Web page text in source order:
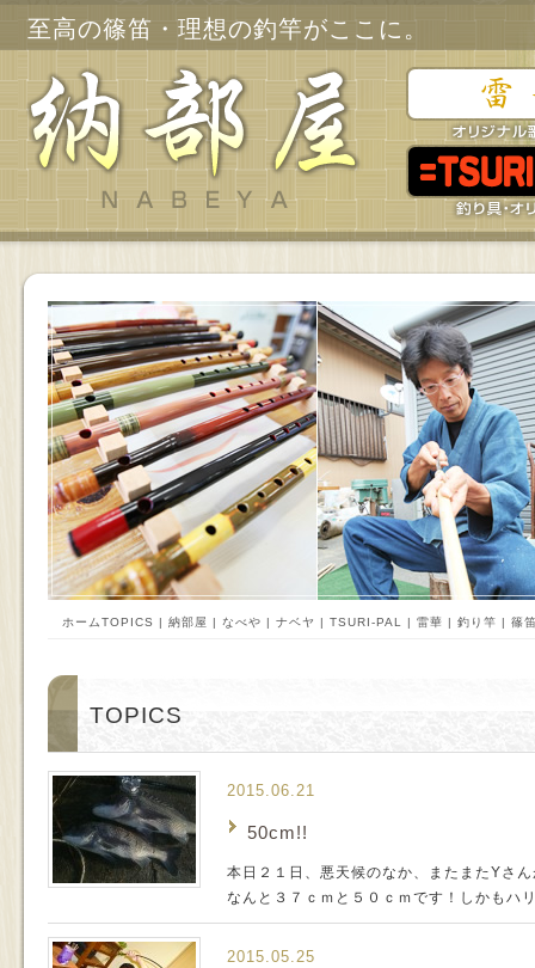
至高の篠笛・理想の釣竿がここに。
ホームTOPICS | 納部屋 | なべや | ナベヤ | TSURI-PAL | 雷華 | 釣り竿 | 篠
TOPICS
2015.06.21
50cm!!
本日２１日、悪天候のなか、またまたYさ
なんと３７ｃｍと５０ｃｍです！しかもハ
2015.05.25